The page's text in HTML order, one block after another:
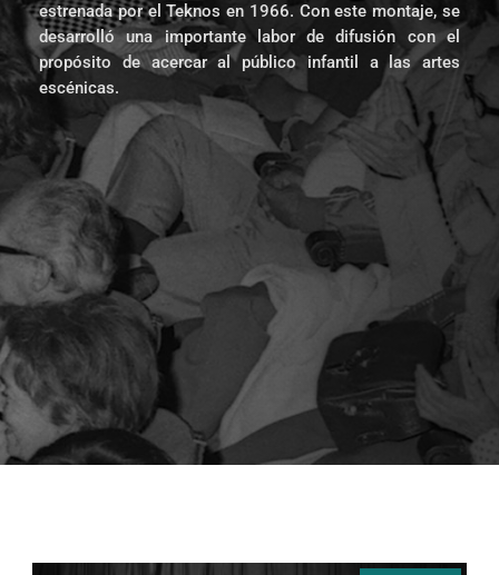
estrenada por el Teknos en 1966. Con este montaje, se
desarrolló una importante labor de difusión con el
propósito de acercar al público infantil a las artes
escénicas.